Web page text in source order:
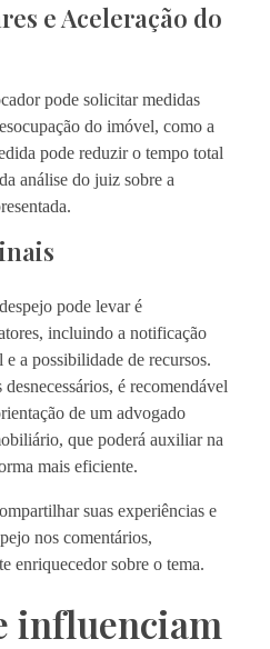
e Aceleração do
pode solicitar medidas
do imóvel, como a
pode reduzir o tempo total
análise do juiz sobre a
pode levar é
incluindo a notificação
a possibilidade de recursos.
é recomendável
de um advogado
que poderá auxiliar na
mais eficiente.
suas experiências e
nos comentários,
enriquecedor sobre o tema.
influenciam